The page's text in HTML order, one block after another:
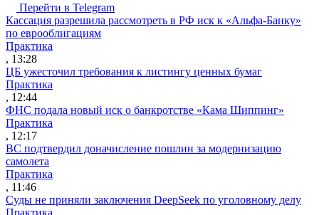
Перейти в Telegram
Кассация разрешила рассмотреть в РФ иск к «Альфа-Банку»
по еврооблигациям
Практика
, 13:28
ЦБ ужесточил требования к листингу ценных бумаг
Практика
, 12:44
ФНС подала новый иск о банкротстве «Кама Шиппинг»
Практика
, 12:17
ВС подтвердил доначисление пошлин за модернизацию
самолета
Практика
, 11:46
Суды не приняли заключения DeepSeek по уголовному делу
Практика